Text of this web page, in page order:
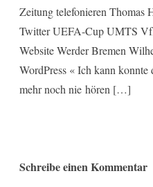
Zeitung telefonieren Thomas
Twitter UEFA-Cup UMTS
Website Werder Bremen
WordPress « Ich kann konnte
mehr noch nie hören […]
Schreibe einen Kommentar